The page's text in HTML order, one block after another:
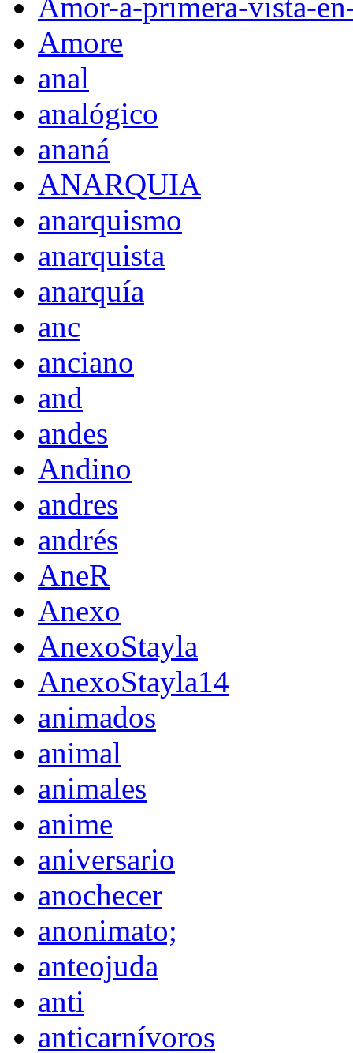
Amor-a-primera-vista-
Amore
anal
analógico
ananá
ANARQUIA
anarquismo
anarquista
anarquía
anc
anciano
and
andes
Andino
andres
andrés
AneR
Anexo
AnexoStayla
AnexoStayla14
animados
animal
animales
anime
aniversario
anochecer
anonimato;
anteojuda
anti
anticarnívoros